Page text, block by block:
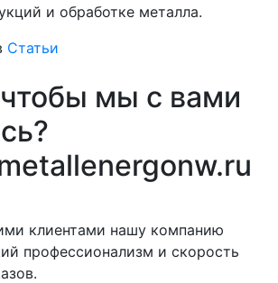
и обработке металла.
Статьи
мы с вами
клиентами нашу компанию
профессионализм и скорость